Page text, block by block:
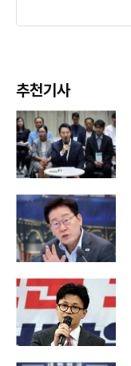
추천기사